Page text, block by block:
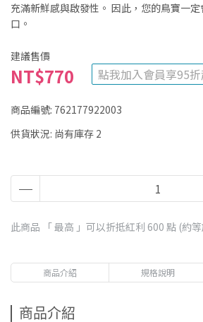
充滿新鮮感與啟發性。 因此，您的鳥寶一
口。
建議售價
NT$770 點我加入會員享95
商品編號: 762177922003
供貨狀況: 尚有庫存 2
此商品 「 最高 」可以折抵紅利 600 點 (約
商品介紹 規格說明
商品介紹